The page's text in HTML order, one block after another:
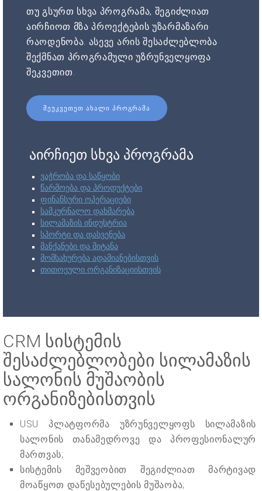
თუ გსურთ სხვა პროგრამა, შეგიძლიათ
აირჩიოთ მზა პროექტების უზარმაზარი
რაოდენობა. ასევე არის შესაძლებლობა
შექმნათ პროგრამული უზრუნველყოფა
შეკვეთით.
ᲨᲔᲣᲙᲕᲔᲗᲔᲗ ᲐᲮᲐᲚᲘ ᲞᲠᲝᲒᲠᲐᲛᲐ
აირჩიეთ სხვა პროგრამა
ვაჭრობა და საწყობი
წარმოება და პროდუქტები
ფინანსური ოპერაციები
სამკურნალო დახმარება
სილამაზის ინდუსტრია
სპორტი და დასვენება
მანქანები და მიტანა
მომსახურება ადამიანებისთვის
თითოეული ორგანიზაციისთვის
CRM სისტემის
შესაძლებლობები სილამაზის
სალონის მუშაობის
ორგანიზებისთვის
USU პლატფორმა უზრუნველყოფს სილამაზის
სალონის თანამედროვე და პროფესიონალურ
მართვას;
სისტემის მეშვეობით შეგიძლიათ მარტივად
მოაწყოთ დაწესებულების მუშაობა;